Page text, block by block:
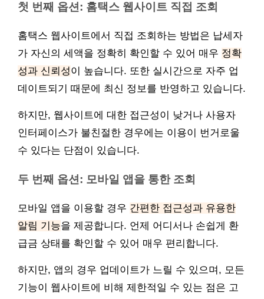
첫 번째 옵션: 홈택스 웹사이트 직접 조회
홈택스 웹사이트에서 직접 조회하는 방법은 납세자
가 자신의 세액을 정확히 확인할 수 있어 매우 정확
성과 신뢰성이 높습니다. 또한 실시간으로 자주 업
데이트되기 때문에 최신 정보를 반영하고 있습니다.
하지만, 웹사이트에 대한 접근성이 낮거나 사용자
인터페이스가 불친절한 경우에는 이용이 번거로울
수 있다는 단점이 있습니다.
두 번째 옵션: 모바일 앱을 통한 조회
모바일 앱을 이용할 경우 간편한 접근성과 유용한
알림 기능을 제공합니다. 언제 어디서나 손쉽게 환
급금 상태를 확인할 수 있어 매우 편리합니다.
하지만, 앱의 경우 업데이트가 느릴 수 있으며, 모든
기능이 웹사이트에 비해 제한적일 수 있는 점은 고